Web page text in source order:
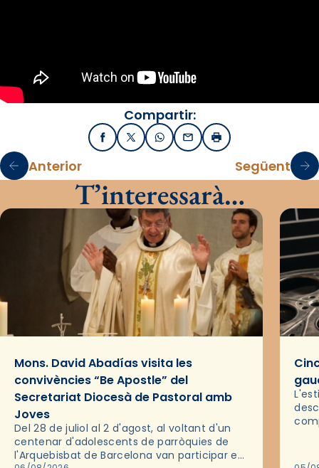
Compartir:
FacebookX / TwitterWhatsApp
EmailImprimir
Anterior Següent
T’interessarà…
Mons. David Abadías visita les
convivències “Be Apostle” del
Secretariat Diocesà de Pastoral amb
Joves
Del 28 de juliol al 2 d'agost, al voltant d'un
centenar d'adolescents de parròquies de
l'Arquebisbat de Barcelona van participar en